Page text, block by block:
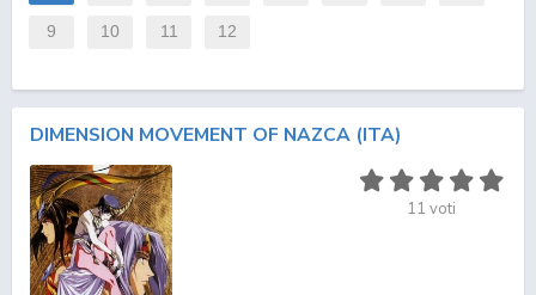
9 10 11 12
DIMENSION MOVEMENT OF NAZCA (ITA)
11 voti